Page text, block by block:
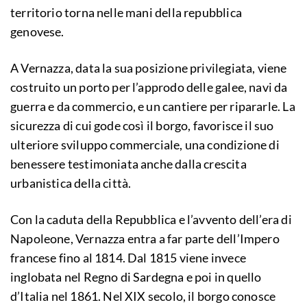
territorio torna nelle mani della repubblica
genovese.
A Vernazza, data la sua posizione privilegiata, viene
costruito un porto per l’approdo delle galee, navi da
guerra e da commercio, e un cantiere per ripararle. La
sicurezza di cui gode così il borgo, favorisce il suo
ulteriore sviluppo commerciale, una condizione di
benessere testimoniata anche dalla crescita
urbanistica della città.
Con la caduta della Repubblica e l’avvento dell’era di
Napoleone, Vernazza entra a far parte dell’Impero
francese fino al 1814. Dal 1815 viene invece
inglobata nel Regno di Sardegna e poi in quello
d’Italia nel 1861. Nel XIX secolo, il borgo conosce